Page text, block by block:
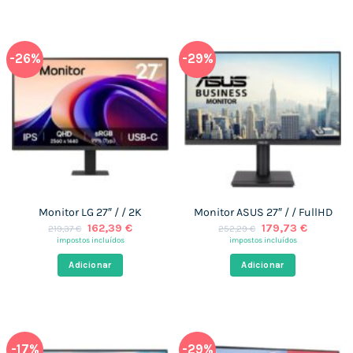
-26%
Monitor LG 27″ / / 2K
219,37€ O
preço
era:
219,37 €.
162,39 €O
impostos incluídos
Adicionar
-29%
Monitor ASUS 27″ / / FullHD
252,29€ O
preço
era:
252,29 €.
179,73 €O
impostos incluídos
Adicionar
-17% -29%